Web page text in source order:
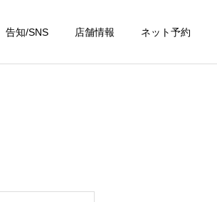
告知/SNS 店舗情報 ネット予約